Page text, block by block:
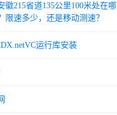
徽215省道135公里100米处在哪
限速多少，还是移动测速？
运行库安装